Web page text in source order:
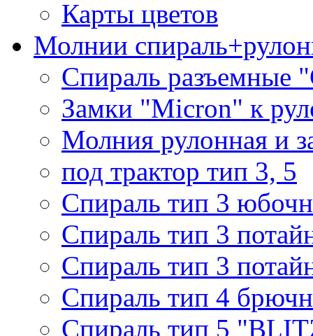
Карты цветов
Молнии
Спираль разъемные
Замки "Micron" к
Молния рулонная и
под трактор тип 3, 5
Спираль тип 3
Спираль тип 3
Спираль тип 3
Спираль тип 4
Спираль тип 5